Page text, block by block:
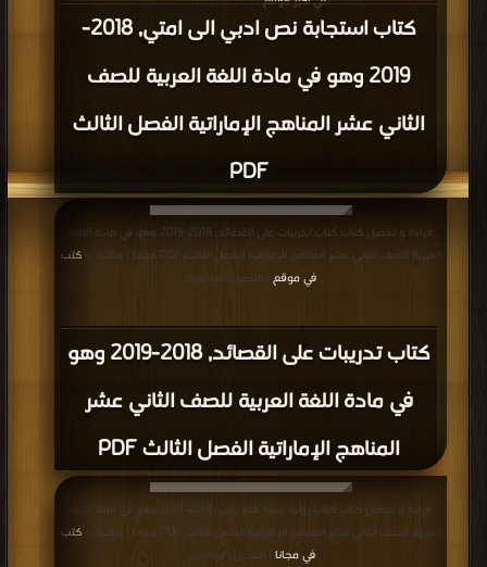
كتاب استجابة نص ادبي الى امتي, 2018-
2019 وهو في مادة اللغة العربية للصف
الثاني عشر المناهج الإماراتية الفصل الثالث
PDF
كتاب تدريبات على القصائد, 2018-2019 وهو
في مادة اللغة العربية للصف الثاني عشر
المناهج الإماراتية الفصل الثالث PDF
قراءة و تحميل كتاب كتاب تدريبات على القصائد, 2018-2019 وهو في مادة اللغة
العربية للصف الثاني عشر المناهج الإماراتية الفصل الثالث PDF مجانا | مكتبة >
كتب
في موقع
| التحميل : مرة/مرات
قراءة و تحميل كتاب كتاب رواية سيرة قلم زينب, 2018-2019 وهو في مادة اللغة
العربية للصف الثاني عشر المناهج الإماراتية الفصل الثالث PDF مجانا | مكتبة >
كتب
في مجانا | التحميل : مرة/مرات